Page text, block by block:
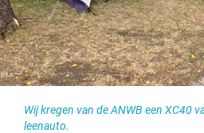
Wij kregen van de ANWB een XC40
leenauto.